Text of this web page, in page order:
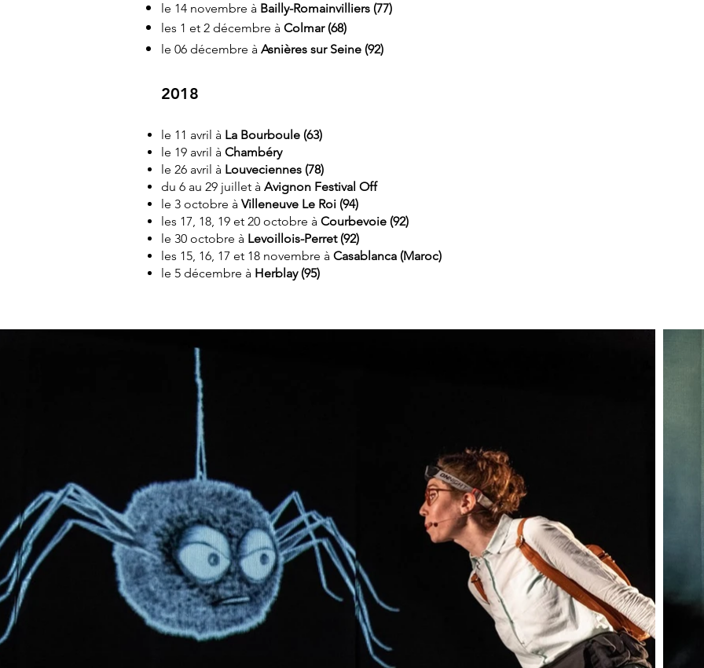
le 14 novembre à Bailly-Romainvilliers (77)
les 1 et 2 décembre à Colmar (68)
le 06 décembre à Asnières sur Seine (92)
2018
le 11 avril à La Bourboule (63)
le 19 avril à Chambéry
le 26 avril à Louveciennes (78)
du 6 au 29 juillet à Avignon Festival Off
le 3 octobre à Villeneuve Le Roi (94)
les 17, 18, 19 et 20 octobre à Courbevoie (92)
le 30 octobre à Levoillois-Perret (92)
les 15, 16, 17 et 18 novembre à Casablanca (Maroc)
le 5 décembre à Herblay (95)